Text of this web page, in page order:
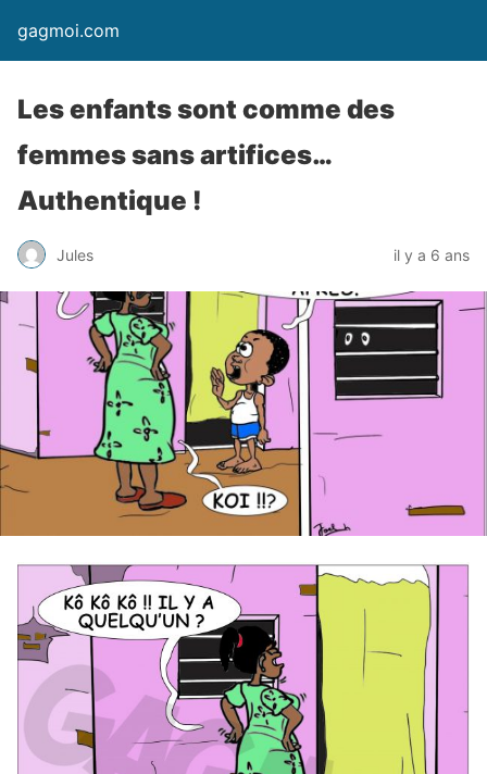
gagmoi.com
Les enfants sont comme des
femmes sans artifices…
Authentique !
Jules il y a 6 ans